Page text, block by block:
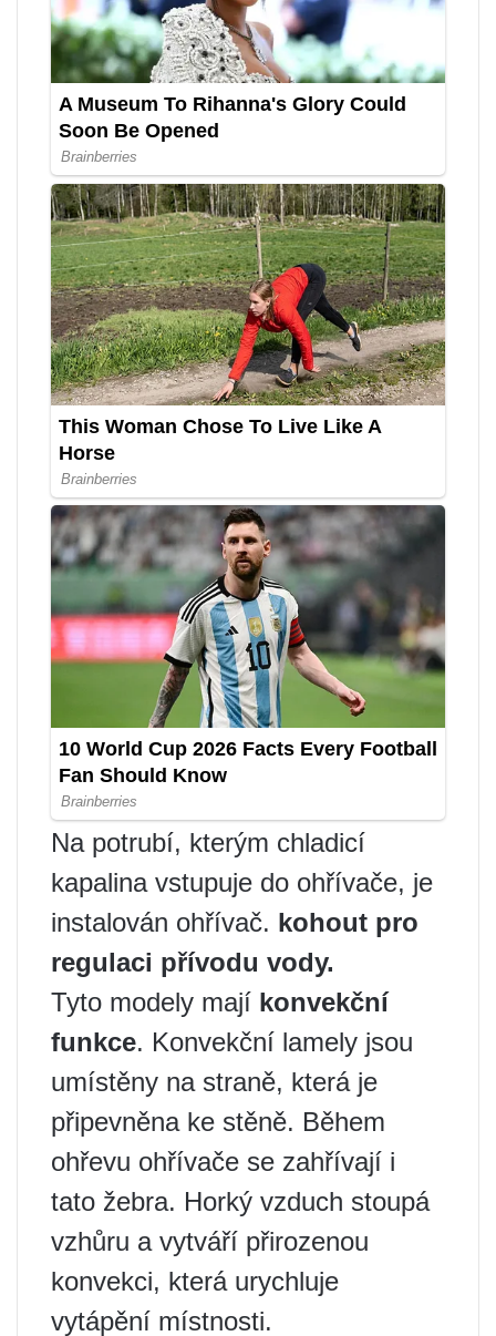
Na potrubí, kterým chladicí
kapalina vstupuje do ohřívače, je
instalován ohřívač. kohout pro
regulaci přívodu vody.
Tyto modely mají konvekční
funkce. Konvekční lamely jsou
umístěny na straně, která je
připevněna ke stěně. Během
ohřevu ohřívače se zahřívají i
tato žebra. Horký vzduch stoupá
vzhůru a vytváří přirozenou
konvekci, která urychluje
vytápění místnosti.